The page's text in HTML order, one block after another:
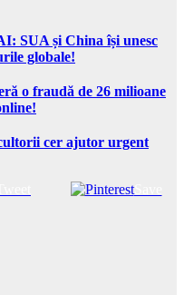
SUA și China își unesc
globale!
o fraudă de 26 milioane
cer ajutor urgent
Save